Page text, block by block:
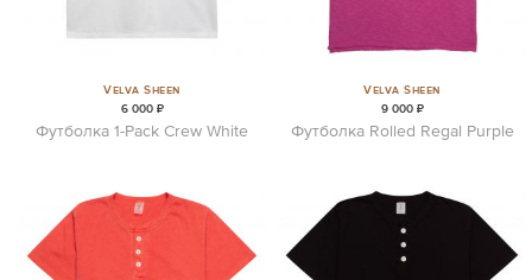
Velva Sheen
6 000 ₽
Футболка 1-Pack Crew White
Velva Sheen
9 000 ₽
Футболка Rolled Regal Purple